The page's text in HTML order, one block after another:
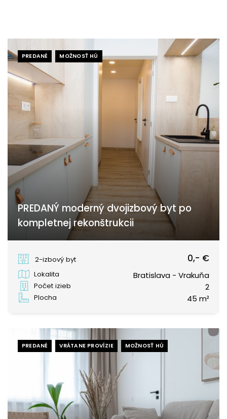
PREDANÉ MOŽNOSŤ HÚ
PREDANÝ moderný dvojizbový byt po
kompletnej rekonštrukcii
2-izbový byt
0,- €
Lokalita Bratislava - Vrakuňa
Počet izieb 2
Plocha 45 m²
PREDANÉ VRÁTANE PROVÍZIE MOŽNOSŤ HÚ